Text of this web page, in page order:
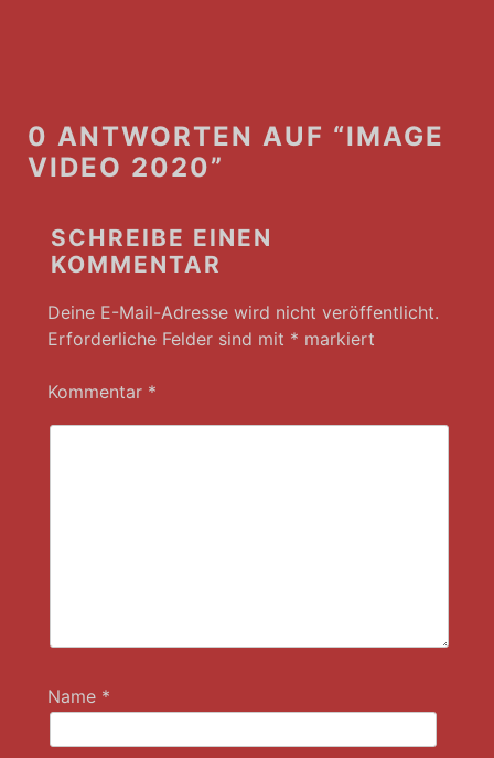
0 ANTWORTEN AUF “IMAGE
VIDEO 2020”
SCHREIBE EINEN
KOMMENTAR
Deine E-Mail-Adresse wird nicht veröffentlicht.
Erforderliche Felder sind mit * markiert
Kommentar *
Name *